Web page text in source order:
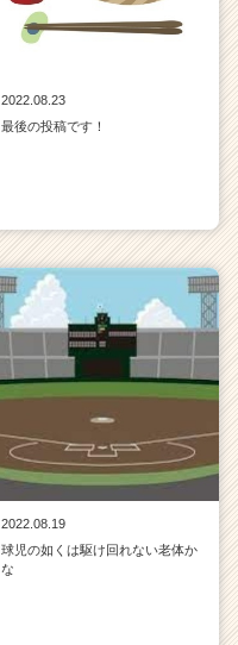
2022.08.23
最後の投稿です！
2022.08.19
球児の如くは駆け回れない老体か
な